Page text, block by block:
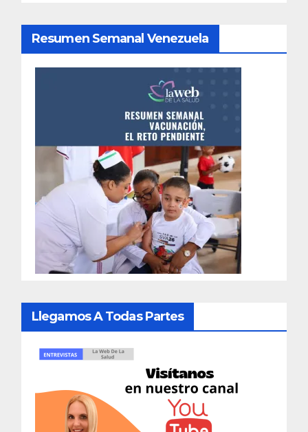
Resumen Semanal Venezuela
Llegamos A Todas Partes